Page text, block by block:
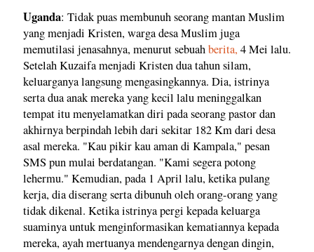
Uganda: Tidak puas membunuh seorang mantan Muslim
yang menjadi Kristen, warga desa Muslim juga
memutilasi jenasahnya, menurut sebuahberita, 4 Mei lalu.
Setelah Kuzaifa menjadi Kristen dua tahun silam,
keluarganya langsung mengasingkannya. Dia, istrinya
serta dua anak mereka yang kecil lalu meninggalkan
tempat itu menyelamatkan diri pada seorang pastor dan
akhirnya berpindah lebih dari sekitar 182 Km dari desa
asal mereka. "Kau pikir kau aman di Kampala," pesan
SMS pun mulai berdatangan. "Kami segera potong
lehermu." Kemudian, pada 1 April lalu, ketika pulang
kerja, dia diserang serta dibunuh oleh orang-orang yang
tidak dikenal. Ketika istrinya pergi kepada keluarga
suaminya untuk menginformasikan kematiannya kepada
mereka, ayah mertuanya mendengarnya dengan dingin,